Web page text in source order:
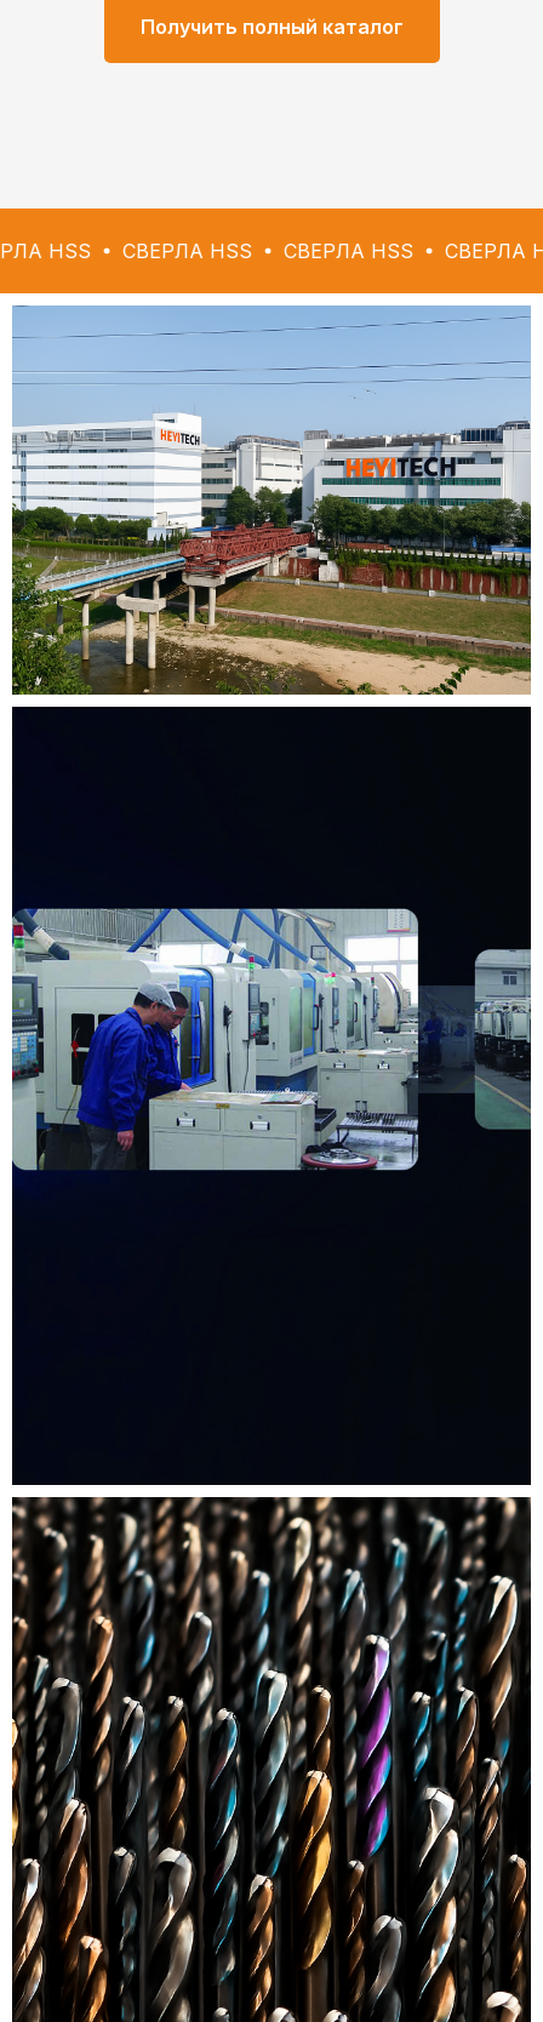
Получить полный каталог
СВЕРЛА HSS СВЕРЛА HSS СВЕРЛА HSS